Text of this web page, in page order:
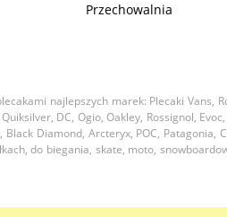
Przechowalnia
najlepszych marek: Plecaki Vans,
DC, Ogio, Oakley, Rossignol,
Diamond, Arcteryx, POC,
do biegania, skate, moto,